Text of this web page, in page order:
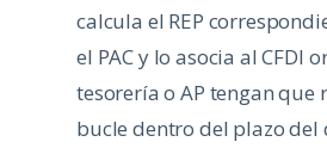
calcula el REP
el PAC y lo asocia al CFDI
tesorería o AP tengan que
bucle dentro del plazo del